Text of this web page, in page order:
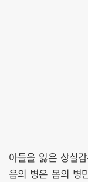
아들을 잃은 상실
음의 병은 몸의 병